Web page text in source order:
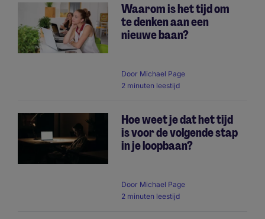
Waarom is het tijd om
te denken aan een
nieuwe baan?
Door Michael Page
2 minuten leestijd
Hoe weet je dat het tijd
is voor de volgende stap
in je loopbaan?
Door Michael Page
2 minuten leestijd